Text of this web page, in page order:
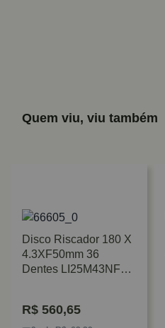
Quem viu, viu também
Disco Riscador 180 X
4.3XF50mm 36
Dentes LI25M43NF3
R$ 560,65